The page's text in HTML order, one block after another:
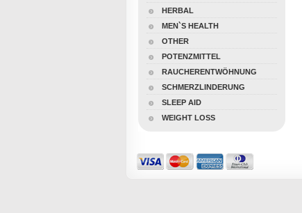
HERBAL
MEN`S HEALTH
OTHER
POTENZMITTEL
RAUCHERENTWÖHNUNG
SCHMERZLINDERUNG
SLEEP AID
WEIGHT LOSS